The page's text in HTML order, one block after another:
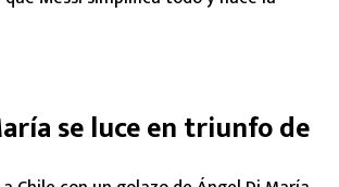
se luce en triunfo de